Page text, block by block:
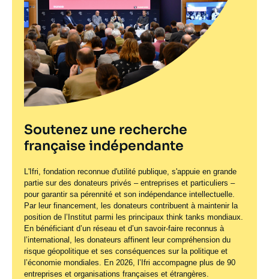
Soutenez une recherche
française indépendante
L'Ifri, fondation reconnue d'utilité publique, s'appuie en grande
partie sur des donateurs privés – entreprises et particuliers –
pour garantir sa pérennité et son indépendance intellectuelle.
Par leur financement, les donateurs contribuent à maintenir la
position de l’Institut parmi les principaux think tanks mondiaux.
En bénéficiant d’un réseau et d’un savoir-faire reconnus à
l’international, les donateurs affinent leur compréhension du
risque géopolitique et ses conséquences sur la politique et
l’économie mondiales. En 2026, l’Ifri accompagne plus de 90
entreprises et organisations françaises et étrangères.